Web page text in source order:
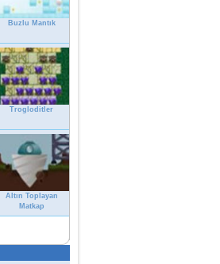
Buzlu Mantık
Trogloditler
Altın Toplayan
Matkap